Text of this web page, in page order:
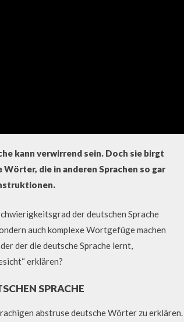
kann verwirrend sein. Doch sie birgt
die in anderen Sprachen so gar
der deutschen Sprache
auch komplexe Wortgefüge machen
der die deutsche Sprache lernt,
erklären?
SPRACHE
abstruse deutsche Wörter zu erklären.